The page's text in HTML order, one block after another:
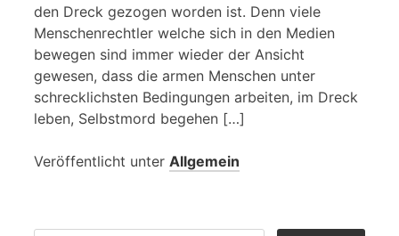
den Dreck gezogen worden ist. Denn viele
Menschenrechtler welche sich in den Medien
bewegen sind immer wieder der Ansicht
gewesen, dass die armen Menschen unter
schrecklichsten Bedingungen arbeiten, im Dreck
leben, Selbstmord begehen […]
Veröffentlicht unter Allgemein